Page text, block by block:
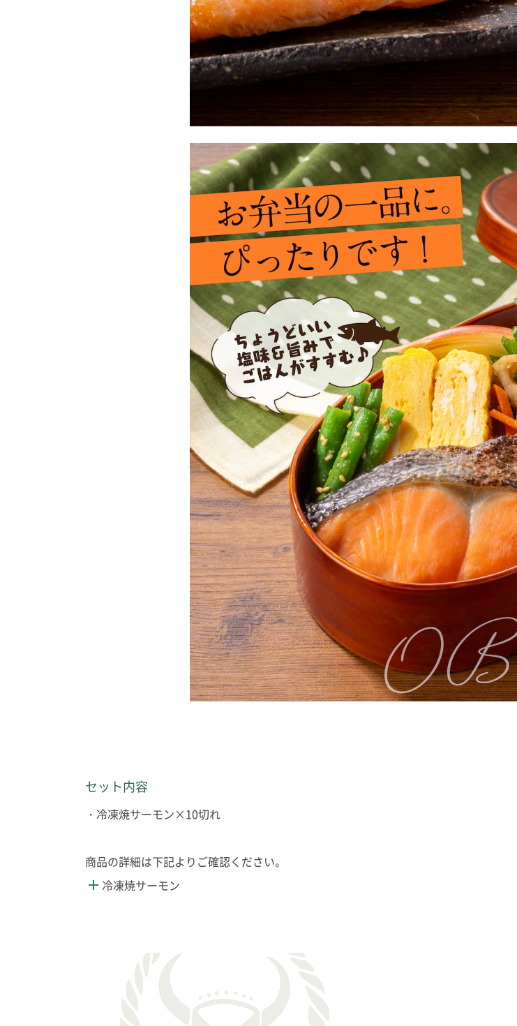
セット内容
・冷凍焼サーモン×10切れ
商品の詳細は下記よりご確認ください。
冷凍焼サーモン